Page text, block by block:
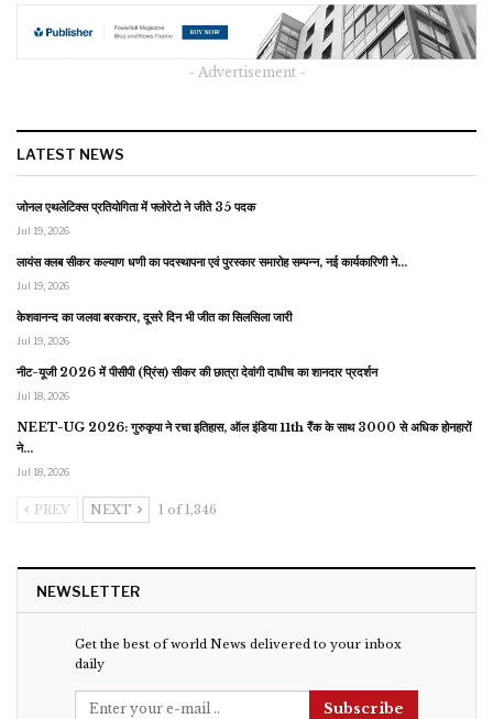
- Advertisement -
LATEST NEWS
जोनल एथलेटिक्स प्रतियोगिता में फ्लोरेटो ने जीते 35 पदक
Jul 19, 2026
लायंस क्लब सीकर कल्याण धणी का पदस्थापना एवं पुरस्कार समारोह सम्पन्न, नई कार्यकारिणी ने…
Jul 19, 2026
केशवानन्द का जलवा बरकरार, दूसरे दिन भी जीत का सिलसिला जारी
Jul 19, 2026
नीट-यूजी 2026 में पीसीपी (प्रिंस) सीकर की छात्रा देवांगी दाधीच का शानदार प्रदर्शन
Jul 18, 2026
NEET-UG 2026: गुरुकृपा ने रचा इतिहास, ऑल इंडिया 11th रैंक के साथ 3000 से अधिक होनहारों
ने…
Jul 18, 2026
PREV NEXT 1 of 1,346
NEWSLETTER
Get the best of world News delivered to your inbox
daily
Subscribe